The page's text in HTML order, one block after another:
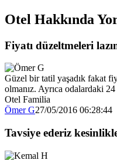
Otel Hakkında
Fiyatı düzeltmeleri
Güzel bir tatil yaşadık fakat
olmanız. Ayrıca odalardaki
Otel Familia
Ömer G27/05/2016 06:28:44
Tavsiye ederiz